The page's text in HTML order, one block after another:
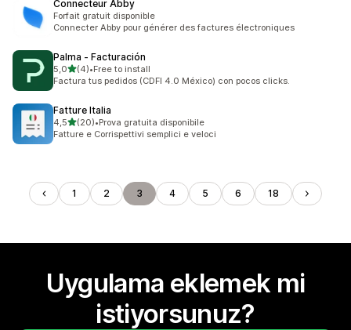
Connecteur Abby
Forfait gratuit disponible
Connecter Abby pour générer des factures électroniques
Palma ‑ Facturación
5,05 yıldız üzerinden
(4)
toplam 4 değerlendirme
•Free to install
Factura tus pedidos (CDFI 4.0 México) con pocos clicks.
Fatture Italia
4,55 yıldız üzerinden
(20)
toplam 20 değerlendirme
•Prova gratuita disponibile
Fatture e Corrispettivi semplici e veloci
1 2 3 4 5 6 18
Uygulama eklemek mi
istiyorsunuz?